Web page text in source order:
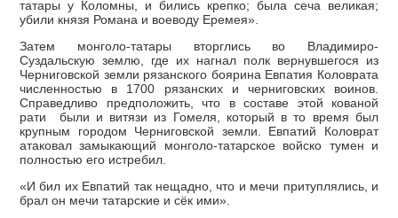
татары у Коломны, и бились крепко; была сеча великая;
убили князя Романа и воеводу Еремея».
Затем монголо-татары вторглись во Владимиро-
Суздальскую землю, где их нагнал полк вернувшегося из
Черниговской земли рязанского боярина Евпатия Коловрата
численностью в 1700 рязанских и черниговских воинов.
Справедливо предположить, что в составе этой кованой
рати были и витязи из Гомеля, который в то время был
крупным городом Черниговской земли. Евпатий Коловрат
атаковал замыкающий монголо-татарское войско тумен и
полностью его истребил.
«И бил их Евпатий так нещадно, что и мечи притуплялись, и
брал он мечи татарские и сёк ими».